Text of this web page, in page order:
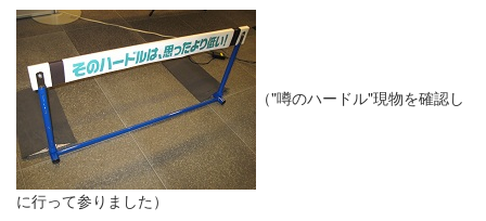
（"噂のハードル"現物を確認し
に行って参りました）